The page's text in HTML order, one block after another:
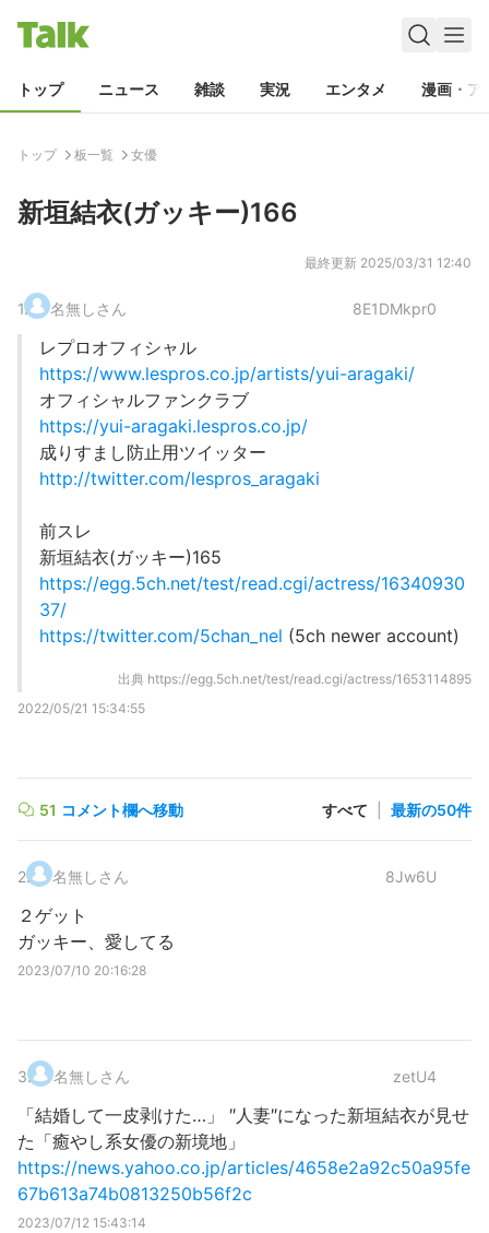
トップ ニュース 雑談 実況 エンタメ 漫画・ア
トップ 板一覧 女優
新垣結衣(ガッキー)166
最終更新 2025/03/31 12:40
1. 名無しさん 8E1DMkpr0
レプロオフィシャル
https://www.lespros.co.jp/artists/yui-aragaki/
オフィシャルファンクラブ
https://yui-aragaki.lespros.co.jp/
成りすまし防止用ツイッター
http://twitter.com/lespros_aragaki
前スレ
新垣結衣(ガッキー)165
https://egg.5ch.net/test/read.cgi/actress/16340930
37/
https://twitter.com/5chan_nel (5ch newer account)
出典 https://egg.5ch.net/test/read.cgi/actress/1653114895
2022/05/21 15:34:55
51 コメント欄へ移動 すべて 最新の50件
2. 名無しさん 8Jw6U
２ゲット
ガッキー、愛してる
2023/07/10 20:16:28
3. 名無しさん zetU4
「結婚して一皮剥けた…」 ″人妻″になった新垣結衣が見せ
た「癒やし系女優の新境地」
https://news.yahoo.co.jp/articles/4658e2a92c50a95fe
67b613a74b0813250b56f2c
2023/07/12 15:43:14